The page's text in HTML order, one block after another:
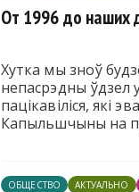
От 1996 до наших
Хутка мы зноў
непасрэдны ўдзел
пацікавіліся, які
Капыльшчыны на
ОБЩЕСТВО АКТУАЛЬНО